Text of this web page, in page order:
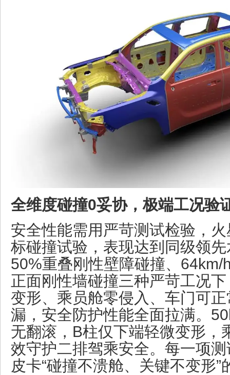
全维度碰撞0妥协，极端工况验
安全性能需用严苛测试检验，
标碰撞试验，表现达到同级领
50%重叠刚性壁障碰撞、64km/
正面刚性墙碰撞三种严苛工况
变形、乘员舱零侵入、车门可
漏，安全防护性能全面拉满。
无翻滚，B柱仅下端轻微变形，
效守护二排驾乘安全。每一项
皮卡“碰撞不溃舱、关键不变形”